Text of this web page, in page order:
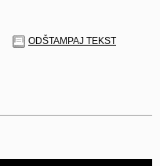
ODŠTAMPAJ TEKST